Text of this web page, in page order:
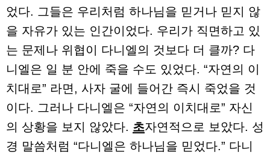
었다. 그들은 우리처럼 하나님을 믿거나 믿지 않
을 자유가 있는 인간이었다. 우리가 직면하고 있
는 문제나 위협이 다니엘의 것보다 더 클까? 다
니엘은 일 분 안에 죽을 수도 있었다. “자연의 이
치대로” 라면, 사자 굴에 들어간 즉시 죽었을 것
이다. 그러나 다니엘은 “자연의 이치대로” 자신
의 상황을 보지 않았다. 초자연적으로 보았다. 성
경 말씀처럼 “다니엘은 하나님을 믿었다.” 다니